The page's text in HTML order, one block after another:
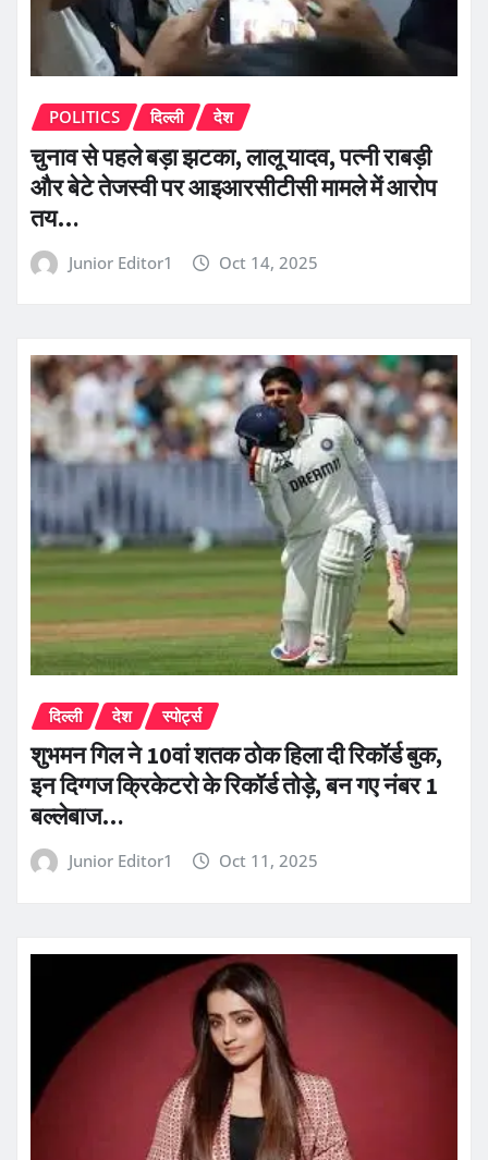
POLITICS दिल्ली देश
चुनाव से पहले बड़ा झटका, लालू यादव, पत्नी राबड़ी
और बेटे तेजस्वी पर आइआरसीटीसी मामले में आरोप
तय…
Junior Editor1 Oct 14, 2025
दिल्ली देश स्पोर्ट्स
शुभमन गिल ने 10वां शतक ठोक हिला दी रिकॉर्ड बुक,
इन दिग्गज क्रिकेटरो के रिकॉर्ड तोड़े, बन गए नंबर 1
बल्लेबाज…
Junior Editor1 Oct 11, 2025